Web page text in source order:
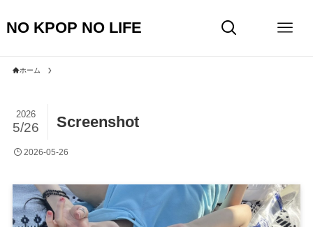
NO KPOP NO LIFE
ホーム
Screenshot
2026
5/26
2026-05-26